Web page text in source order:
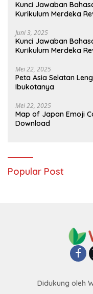
Kunci Jawaban
Kurikulum Merdeka
Juni 3, 2025
Kunci Jawaban
Kurikulum Merdeka
Mei 22, 2025
Peta Asia Selatan
Ibukotanya
Mei 22, 2025
Map of Japan Emoji
Download
Popular Post
Didukung oleh